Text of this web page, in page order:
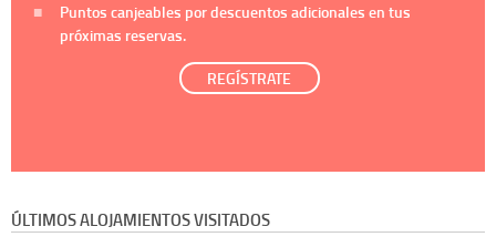
Puntos canjeables por descuentos adicionales en tus
próximas reservas.
REGÍSTRATE
ÚLTIMOS ALOJAMIENTOS VISITADOS